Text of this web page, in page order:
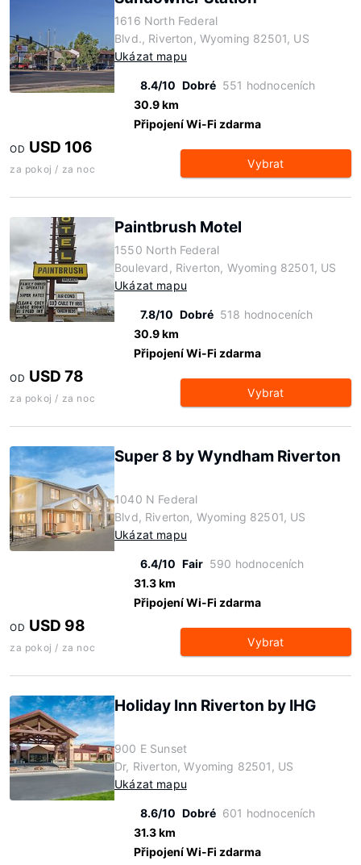
1616 North Federal
Blvd., Riverton, Wyoming 82501, US
Ukázat mapu
8.4/10 Dobré 551 hodnoceních
30.9 km
Připojení Wi-Fi zdarma
OD USD 106
za pokoj / za noc Vybrat
Paintbrush Motel
1550 North Federal
Boulevard, Riverton, Wyoming 82501, US
Ukázat mapu
7.8/10 Dobré 518 hodnoceních
30.9 km
Připojení Wi-Fi zdarma
OD USD 78
za pokoj / za noc Vybrat
Super 8 by Wyndham Riverton
1040 N Federal
Blvd, Riverton, Wyoming 82501, US
Ukázat mapu
6.4/10 Fair 590 hodnoceních
31.3 km
Připojení Wi-Fi zdarma
OD USD 98
za pokoj / za noc Vybrat
Holiday Inn Riverton by IHG
900 E Sunset
Dr, Riverton, Wyoming 82501, US
Ukázat mapu
8.6/10 Dobré 601 hodnoceních
31.3 km
Připojení Wi-Fi zdarma